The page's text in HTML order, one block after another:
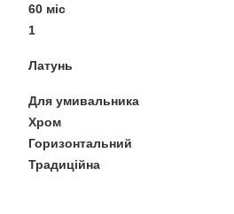
60 міс
1
Латунь
Для умивальника
Хром
Горизонтальний
Традиційна